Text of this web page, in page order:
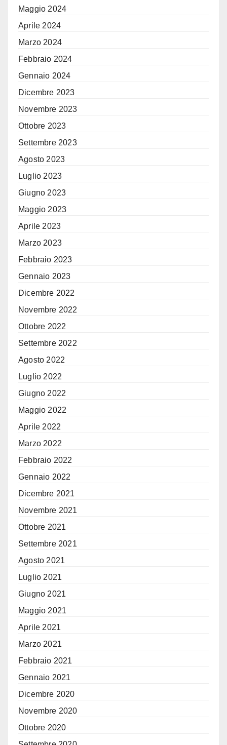
Maggio 2024
Aprile 2024
Marzo 2024
Febbraio 2024
Gennaio 2024
Dicembre 2023
Novembre 2023
Ottobre 2023
Settembre 2023
Agosto 2023
Luglio 2023
Giugno 2023
Maggio 2023
Aprile 2023
Marzo 2023
Febbraio 2023
Gennaio 2023
Dicembre 2022
Novembre 2022
Ottobre 2022
Settembre 2022
Agosto 2022
Luglio 2022
Giugno 2022
Maggio 2022
Aprile 2022
Marzo 2022
Febbraio 2022
Gennaio 2022
Dicembre 2021
Novembre 2021
Ottobre 2021
Settembre 2021
Agosto 2021
Luglio 2021
Giugno 2021
Maggio 2021
Aprile 2021
Marzo 2021
Febbraio 2021
Gennaio 2021
Dicembre 2020
Novembre 2020
Ottobre 2020